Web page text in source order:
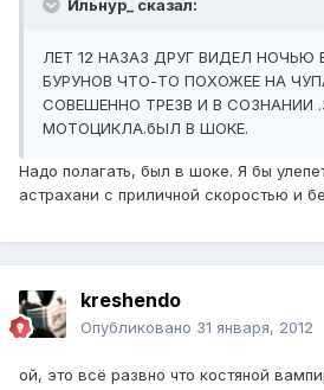
Ильнур_ сказал:
ЛЕТ 12 НАЗАЗ ДРУГ ВИДЕЛ НОЧЬЮ
БУРУНОВ ЧТО-ТО ПОХОЖЕЕ НА
СОВЕШЕННО ТРЕЗВ И В СОЗНАНИИ
МОТОЦИКЛА.бЫЛ В ШОКЕ.
Надо полагать, был в шоке. Я бы
астрахани с приличной скоростью и
kreshendo
Опубликовано 31 января, 2012
ой, это всё развно что костяной